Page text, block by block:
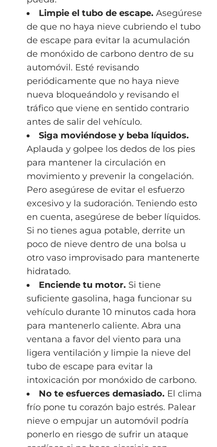
Limpie el tubo de escape. Asegúrese
de que no haya nieve cubriendo el tubo
de escape para evitar la acumulación
de monóxido de carbono dentro de su
automóvil. Esté revisando
periódicamente que no haya nieve
nueva bloqueándolo y revisando el
tráfico que viene en sentido contrario
antes de salir del vehículo.
Siga moviéndose y beba líquidos.
Aplauda y golpee los dedos de los pies
para mantener la circulación en
movimiento y prevenir la congelación.
Pero asegúrese de evitar el esfuerzo
excesivo y la sudoración. Teniendo esto
en cuenta, asegúrese de beber líquidos.
Si no tienes agua potable, derrite un
poco de nieve dentro de una bolsa u
otro vaso improvisado para mantenerte
hidratado.
Enciende tu motor. Si tiene
suficiente gasolina, haga funcionar su
vehículo durante 10 minutos cada hora
para mantenerlo caliente. Abra una
ventana a favor del viento para una
ligera ventilación y limpie la nieve del
tubo de escape para evitar la
intoxicación por monóxido de carbono.
No te esfuerces demasiado. El clima
frío pone tu corazón bajo estrés. Palear
nieve o empujar un automóvil podría
ponerlo en riesgo de sufrir un ataque